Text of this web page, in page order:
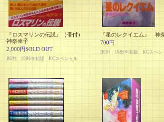
『ロスマリンの伝説』（帯付）
神奈幸子
2,000円SOLD OUT
B6判 1986年初版 KCスペシャル
『星のレクイエム』 神
700円
B6判 1985年初版 KCスペシ